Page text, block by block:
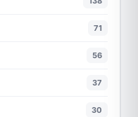
71
56
37
30